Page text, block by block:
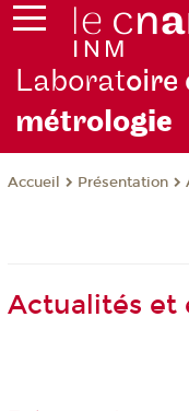
Laboratoire
métrologie
Accueil Présentation
Actualités et